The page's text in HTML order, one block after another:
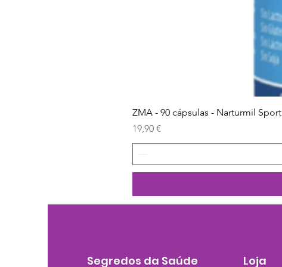
ZMA - 90 cápsulas - Narturmil Sport
Preço
19,90 €
Segredos da Saúde Loja